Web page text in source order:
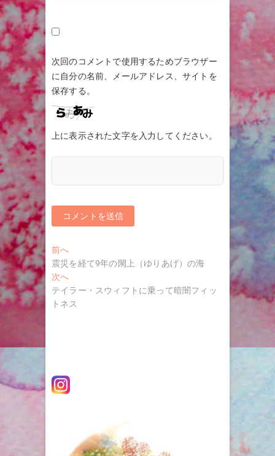
次回のコメントで使用するためブラウザー
に自分の名前、メールアドレス、サイトを
保存する。
上に表示された文字を入力してください。
投
稿
ナ
ビ
ョ
前へ過
去
の
投
稿:
震災を経て9年の閖上（ゆりあげ）の海
次へ次
の
投
テイラー・スウィフトに乗って暗闇フィッ
トネス